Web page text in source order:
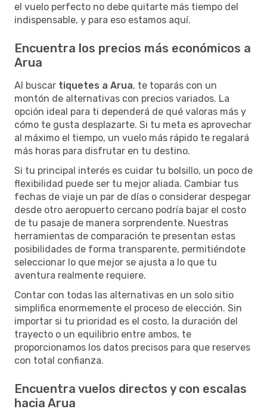
el vuelo perfecto no debe quitarte más tiempo del
indispensable, y para eso estamos aquí.
Encuentra los precios más económicos a
Arua
Al buscar tiquetes a Arua, te toparás con un
montón de alternativas con precios variados. La
opción ideal para ti dependerá de qué valoras más y
cómo te gusta desplazarte. Si tu meta es aprovechar
al máximo el tiempo, un vuelo más rápido te regalará
más horas para disfrutar en tu destino.
Si tu principal interés es cuidar tu bolsillo, un poco de
flexibilidad puede ser tu mejor aliada. Cambiar tus
fechas de viaje un par de días o considerar despegar
desde otro aeropuerto cercano podría bajar el costo
de tu pasaje de manera sorprendente. Nuestras
herramientas de comparación te presentan estas
posibilidades de forma transparente, permitiéndote
seleccionar lo que mejor se ajusta a lo que tu
aventura realmente requiere.
Contar con todas las alternativas en un solo sitio
simplifica enormemente el proceso de elección. Sin
importar si tu prioridad es el costo, la duración del
trayecto o un equilibrio entre ambos, te
proporcionamos los datos precisos para que reserves
con total confianza.
Encuentra vuelos directos y con escalas
hacia Arua